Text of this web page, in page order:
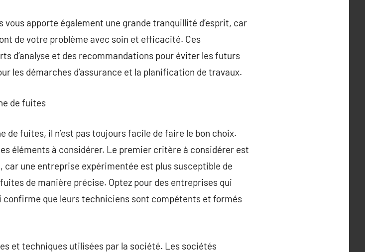
apporte également une grande tranquillité d’esprit, car
de votre problème avec soin et efficacité. Ces
d’analyse et des recommandations pour éviter les futurs
les démarches d’assurance et la planification de travaux.
de fuites
de fuites, il n’est pas toujours facile de faire le bon choix.
éléments à considérer. Le premier critère à considérer est
car une entreprise expérimentée est plus susceptible de
de manière précise. Optez pour des entreprises qui
que leurs techniciens sont compétents et formés
et techniques utilisées par la société. Les sociétés